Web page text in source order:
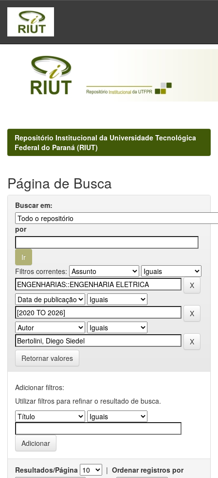
Skip
navigation
Repositório Institucional da Universidade Tecnológica
Federal do Paraná (RIUT)
Página de Busca
Buscar em:
por
Filtros correntes:
Retornar valores
Adicionar filtros:
Utilizar filtros para refinar o resultado de busca.
Resultados/Página | Ordenar registros por